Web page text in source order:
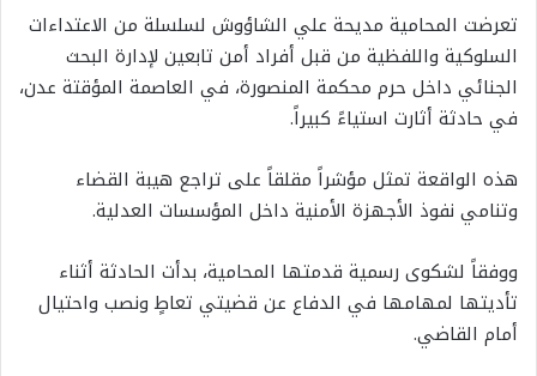
تعرضت المحامية مديحة علي الشاؤوش لسلسلة من الاعتداءات
السلوكية واللفظية من قبل أفراد أمن تابعين لإدارة البحث
الجنائي داخل حرم محكمة المنصورة، في العاصمة المؤقتة عدن،
في حادثة أثارت استياءً كبيراً.
هذه الواقعة تمثل مؤشراً مقلقاً على تراجع هيبة القضاء
وتنامي نفوذ الأجهزة الأمنية داخل المؤسسات العدلية.
ووفقاً لشكوى رسمية قدمتها المحامية، بدأت الحادثة أثناء
تأديتها لمهامها في الدفاع عن قضيتي تعاطٍ ونصب واحتيال
أمام القاضي.